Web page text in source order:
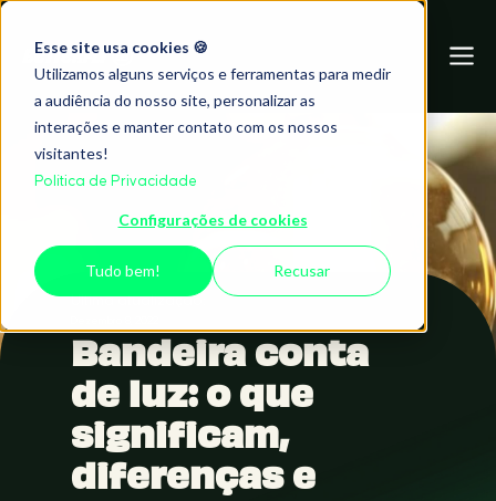
Esse site usa cookies 🍪
Utilizamos alguns serviços e ferramentas para medir
a audiência do nosso site, personalizar as
interações e manter contato com os nossos
visitantes!
Política de Privacidade
Configurações de cookies
Tudo bem! Recusar
Ultima atualização:
Bandeira conta
de luz: o que
significam,
diferenças e